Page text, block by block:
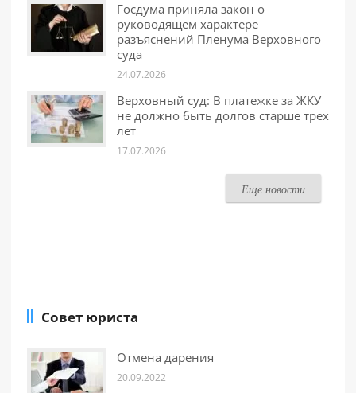
Госдума приняла закон о
руководящем характере
разъяснений Пленума Верховного
суда
24.07.2026
Верховный суд: В платежке за ЖКУ
не должно быть долгов старше трех
лет
17.07.2026
Еще новости
Совет юриста
Отмена дарения
20.09.2022